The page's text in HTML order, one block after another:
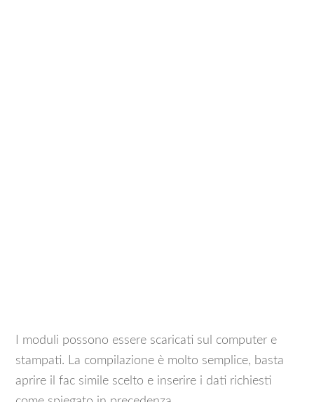
I moduli possono essere scaricati sul computer e
stampati. La compilazione è molto semplice, basta
aprire il fac simile scelto e inserire i dati richiesti